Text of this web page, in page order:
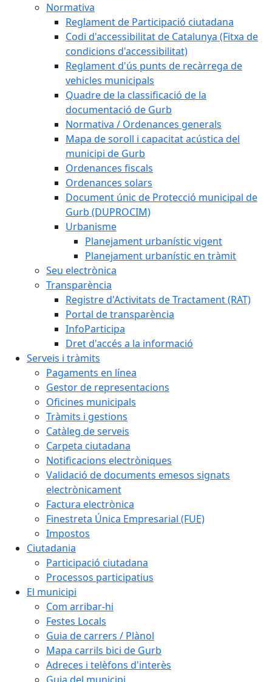
Normativa
Reglament de Participació ciutadana
Codi d'accessibilitat de Catalunya (Fitxa de
condicions d'accessibilitat)
Reglament d'ús punts de recàrrega de
vehicles municipals
Quadre de la classificació de la
documentació de Gurb
Normativa / Ordenances generals
Mapa de soroll i capacitat acústica del
municipi de Gurb
Ordenances fiscals
Ordenances solars
Document únic de Protecció municipal de
Gurb (DUPROCIM)
Urbanisme
Planejament urbanístic vigent
Planejament urbanístic en tràmit
Seu electrònica
Transparència
Registre d'Activitats de Tractament (RAT)
Portal de transparència
InfoParticipa
Dret d'accés a la informació
Serveis i tràmits
Pagaments en línea
Gestor de representacions
Oficines municipals
Tràmits i gestions
Catàleg de serveis
Carpeta ciutadana
Notificacions electròniques
Validació de documents emesos signats
electrònicament
Factura electrònica
Finestreta Única Empresarial (FUE)
Impostos
Ciutadania
Participació ciutadana
Processos participatius
El municipi
Com arribar-hi
Festes Locals
Guia de carrers / Plànol
Mapa carrils bici de Gurb
Adreces i telèfons d'interès